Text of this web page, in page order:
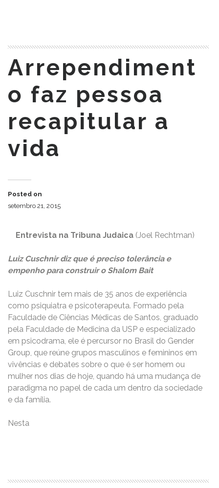
Arrependiment
o faz pessoa
recapitular a
vida
Posted on
setembro 21, 2015
Entrevista na Tribuna Judaica (Joel Rechtman)
Luiz Cuschnir diz que é preciso tolerância e
empenho para construir o Shalom Bait
Luiz Cuschnir tem mais de 35 anos de experiência
como psiquiatra e psicoterapeuta. Formado pela
Faculdade de Ciências Médicas de Santos, graduado
pela Faculdade de Medicina da USP e especializado
em psicodrama, ele é percursor no Brasil do Gender
Group, que reúne grupos masculinos e femininos em
vivências e debates sobre o que é ser homem ou
mulher nos dias de hoje, quando há uma mudança de
paradigma no papel de cada um dentro da sociedade
e da família.
Nesta